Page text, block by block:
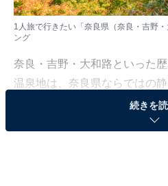
1人旅で行きたい「奈良県（奈良・吉野
ング
奈良・吉野・大和路といった
温泉地は、奈良県ならではの
ます。日常を離れ、1人でゆっ
求める人に最適なのではないで
続きを